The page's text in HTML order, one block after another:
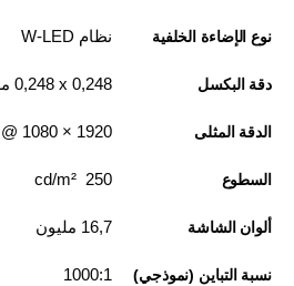
نوع الإضاءة الخلفية نظام W-LED
دقة البكسل 0,248 x‏ 0,248 مم
الدقة المثلى 1920‏ × 1080 @ 60 هرتز
السطوع 250 cd/m²
ألوان الشاشة 16,7 مليون
نسبة التباين (نموذجي) 1000:1